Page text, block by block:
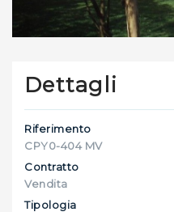
Dettagli
Riferimento
CPY0-404 MV
Contratto
Vendita
Tipologia